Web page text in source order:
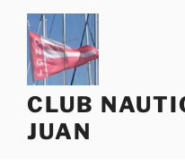
Aller
contenu
principal
CLUB
JUAN